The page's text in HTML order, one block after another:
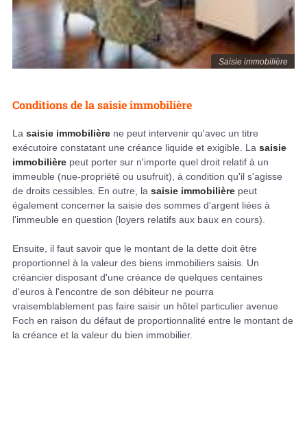
Saisie immobilière
Conditions de la saisie immobilière
La saisie immobilière ne peut intervenir qu'avec un titre
exécutoire constatant une créance liquide et exigible. La saisie
immobilière peut porter sur n'importe quel droit relatif à un
immeuble (nue-propriété ou usufruit), à condition qu'il s'agisse
de droits cessibles. En outre, la saisie immobilière peut
également concerner la saisie des sommes d'argent liées à
l'immeuble en question (loyers relatifs aux baux en cours).
Ensuite, il faut savoir que le montant de la dette doit être
proportionnel à la valeur des biens immobiliers saisis. Un
créancier disposant d'une créance de quelques centaines
d'euros à l'encontre de son débiteur ne pourra
vraisemblablement pas faire saisir un hôtel particulier avenue
Foch en raison du défaut de proportionnalité entre le montant de
la créance et la valeur du bien immobilier.